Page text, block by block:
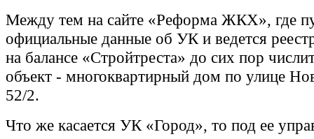
Между тем на сайте «Реформа ЖКХ», где
официальные данные об УК и ведется
на балансе «Стройтреста» до сих пор
объект - многоквартирный дом по улице
52/2.
Что же касается УК «Город», то под ее